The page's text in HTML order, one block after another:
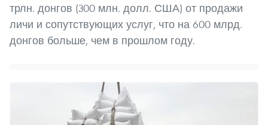
трлн. донгов (300 млн. долл. США) от продажи
личи и сопутствующих услуг, что на 600 млрд.
донгов больше, чем в прошлом году.